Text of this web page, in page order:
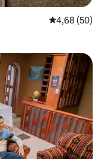
Évaluation
4,68 (50)